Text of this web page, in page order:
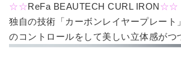
☆☆ReFa BEAUTECH CURL IRON☆☆
独自の技術「カーボンレイヤープレート
のコントロールをして美しい立体感がつ